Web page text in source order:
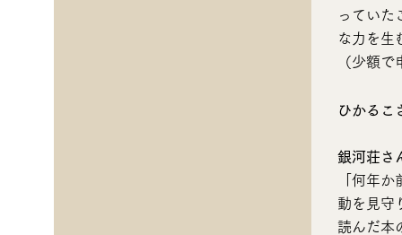
っていた
な力を生
（少額
ひかるこ
銀河荘さ
「何年
動を見守
読んだ本